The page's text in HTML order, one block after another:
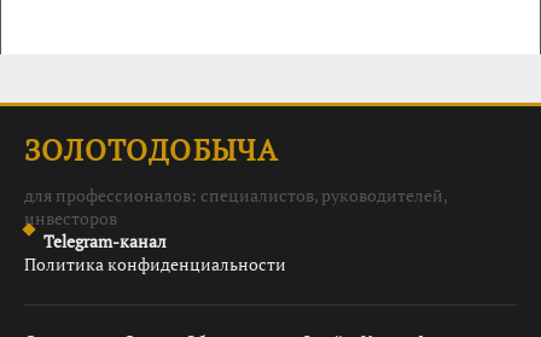
ЗОЛОТОДОБЫЧА
для профессионалов: специалистов, руководителей,
инвесторов
Telegram-канал
Политика конфиденциальности